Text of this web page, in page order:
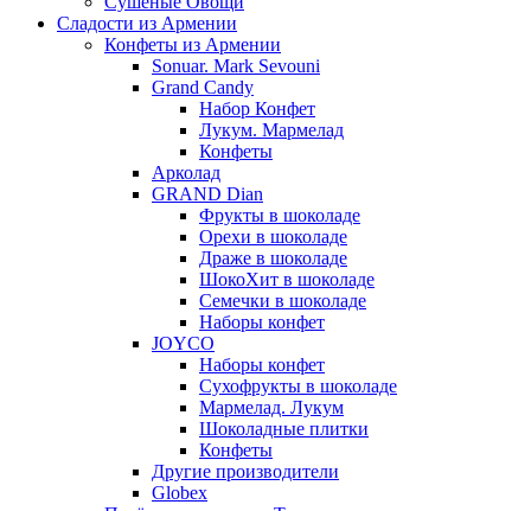
Сладости из Армении
Конфеты из Армении
Sonuar. Mark Sevouni
Grand Candy
Набор Конфет
Лукум. Мармелад
Конфеты
Арколад
GRAND Dian
Фрукты в шоколаде
Орехи в шоколаде
Драже в шоколаде
ШокоХит в шоколаде
Семечки в шоколаде
Наборы конфет
JOYCO
Наборы конфет
Сухофрукты в шоколаде
Мармелад. Лукум
Шоколадные плитки
Конфеты
Другие производители
Globex